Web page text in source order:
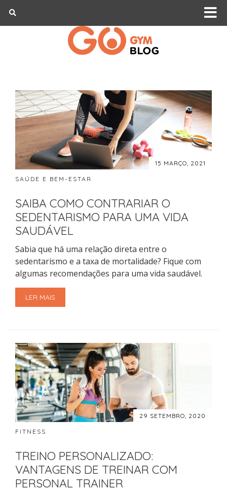
15 MARÇO, 2021
SAÚDE E BEM-ESTAR
SAIBA COMO CONTRARIAR O
SEDENTARISMO PARA UMA VIDA
SAUDÁVEL
Sabia que há uma relação direta entre o
sedentarismo e a taxa de mortalidade? Fique com
algumas recomendações para uma vida saudável.
LER MAIS
29 SETEMBRO, 2020
FITNESS
TREINO PERSONALIZADO:
VANTAGENS DE TREINAR COM
PERSONAL TRAINER